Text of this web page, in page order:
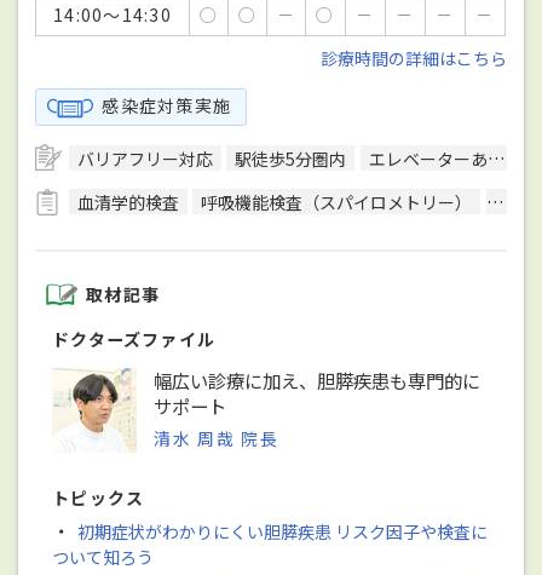
14:00～14:30
○ ○ － ○ － － －
－
診療時間の詳細はこちら
感染症対策実施
バリアフリー対応 駅徒歩5分圏内 エレベーターあり
血清学的検査
呼吸機能検査（スパイロメトリー） 骨密
取材記事
ドクターズファイル
幅広い診療に加え、胆膵疾患も専門的に
サポート
清水 周哉 院長
トピックス
・ 初期症状がわかりにくい胆膵疾患 リスク因子や検査に
ついて知ろう